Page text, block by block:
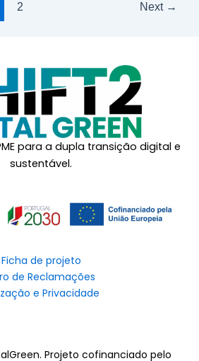
2 Next →
para a dupla transição digital e
sustentável.
Ficha de projeto
de Reclamações
e Privacidade
Projeto cofinanciado pelo